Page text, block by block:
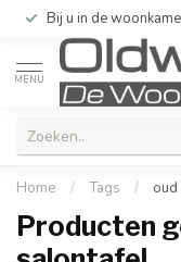
Bij u in de
MENU
Home / Tags /
Producten